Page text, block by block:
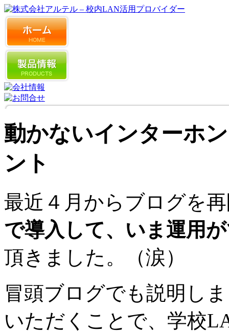
動かないインターホ
ント
最近４月からブログを
で導入して、いま運用
頂きました。（涙）
冒頭ブログでも説明し
いただくことで、学校